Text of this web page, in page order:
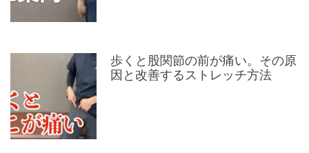
歩くと股関節の前が痛い。その原
因と改善するストレッチ方法